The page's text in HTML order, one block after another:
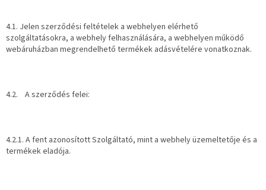
4.1. Jelen szerződési feltételek a webhelyen elérhető
szolgáltatásokra, a webhely felhasználására, a webhelyen működő
webáruházban megrendelhető termékek adásvételére vonatkoznak.
4.2. A szerződés felei:
4.2.1. A fent azonosított Szolgáltató, mint a webhely üzemeltetője és a
termékek eladója.